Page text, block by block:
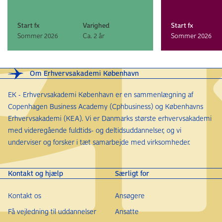
Dansk A
Engelsk B
Matematik C
Biologi C
Kemi C
Optagelse med særlig tilladelse (IKV)
Hvis du ikke har en adgangsgivende eksamen, kan du
søge om optagelse med særlig tilladelse på baggrund
af en individuel konkret vurdering (IKV).
ansøgningsfristerne:
Sommer: 15. marts kl. 12
Start fx
Sommer 2026
Varighed
Ca. 2 år
Start fx
Sommer 2026
Om Erhvervsakademi København
EK - Erhvervsakademi København er en sammenlægning af
Copenhagen Business Academy (Cphbusiness) og Københavns
Erhvervsakademi (KEA). Vi er Danmarks største erhvervsakademi
med videregående fuldtids- og deltidsuddannelser, og vi
underviser og forsker i tæt samarbejde med virksomheder.
Kontakt og hjælp
Kontakt os
Få vejledning til uddannelser
Særligt for
Ansøgere
Ansatte